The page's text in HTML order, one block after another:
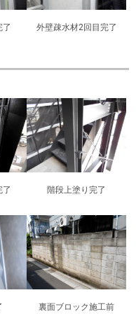
了 外壁疎水材2回目完了
了 階段上塗り完了
裏面ブロック施工前